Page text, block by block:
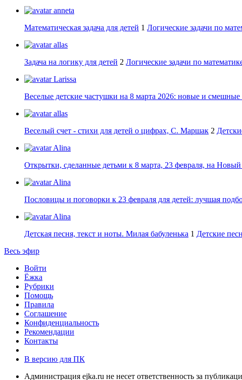
anneta
Математическая задача для детей 1 Логические задачи по
allas
Задача на логику для детей 2 Логические задачи по
Larissa
Веселые детские частушки на 8 марта 2026: новые и
allas
Веселый счет - стихи для детей о цифрах, С. Маршак 2
Alina
Открытки, сделанные детьми к 8 марта, 23 февраля, на
Alina
Пословицы и поговорки к 23 февраля для детей: лучшая
Alina
Детская песня, текст и ноты. Милая бабуленька 1 Детские
Весь эфир
Войти
Ёжка
Рубрики
Помощь
Правила
Соглашение
Конфиденциальность
Рекомендации
Контакты
В версию для ПК
Администрация ejka.ru не несет ответственность за